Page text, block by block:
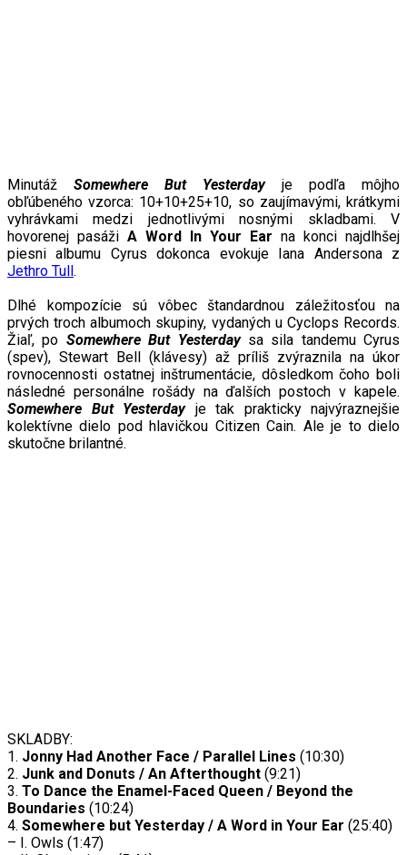
Minutáž Somewhere But Yesterdayje podľa môjho
obľúbeného vzorca: 10+10+25+10, so zaujímavými, krátkymi
vyhrávkami medzi jednotlivými nosnými skladbami. V
hovorenej pasáži A Word In Your Ear na konci najdlhšej
piesni albumu Cyrus dokonca evokuje Iana Andersona z
Jethro Tull.
Dlhé kompozície sú vôbec štandardnou záležitosťou na
prvých troch albumoch skupiny, vydaných u Cyclops Records.
Žiaľ, po Somewhere But Yesterdaysa sila tandemu Cyrus
(spev), Stewart Bell (klávesy) až príliš zvýraznila na úkor
rovnocennosti ostatnej inštrumentácie, dôsledkom čoho boli
následné personálne rošády na ďalších postoch v kapele.
Somewhere But Yesterdayje tak prakticky najvýraznejšie
kolektívne dielo pod hlavičkou Citizen Cain. Ale je to dielo
skutočne brilantné.
SKLADBY:
1. Jonny Had Another Face / Parallel Lines (10:30)
2. Junk and Donuts / An Afterthought (9:21)
3. To Dance the Enamel-Faced Queen / Beyond the
Boundaries (10:24)
4. Somewhere but Yesterday / A Word in Your Ear (25:40)
– I. Owls (1:47)